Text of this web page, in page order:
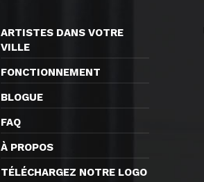
ARTISTES DANS VOTRE
VILLE
FONCTIONNEMENT
BLOGUE
FAQ
À PROPOS
TÉLÉCHARGEZ NOTRE LOGO